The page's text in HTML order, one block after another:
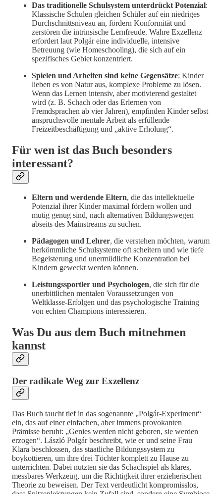
Das traditionelle Schulsystem unterdrückt Potenzial:
Klassische Schulen gleichen Schüler auf ein niedriges
Durchschnittsniveau an, fördern Konformität und
zerstören die intrinsische Lernfreude. Wahre Exzellenz
erfordert laut Polgár eine individuelle, intensive
Betreuung (wie Homeschooling), die sich auf ein
spezifisches Gebiet konzentriert.
Spielen und Arbeiten sind keine Gegensätze: Kinder
lieben es von Natur aus, komplexe Probleme zu lösen.
Wenn das Lernen intensiv, aber motivierend gestaltet
wird (z. B. Schach oder das Erlernen von
Fremdsprachen ab vier Jahren), empfinden Kinder selbst
anspruchsvolle mentale Arbeit als erfüllende
Freizeitbeschäftigung und „aktive Erholung“.
Für wen ist das Buch besonders
interessant?
Eltern und werdende Eltern, die das intellektuelle
Potenzial ihrer Kinder maximal fördern wollen und
mutig genug sind, nach alternativen Bildungswegen
abseits des Mainstreams zu suchen.
Pädagogen und Lehrer, die verstehen möchten, warum
herkömmliche Schulsysteme oft scheitern und wie tiefe
Begeisterung und unermüdliche Konzentration bei
Kindern geweckt werden können.
Leistungssportler und Psychologen, die sich für die
unerbittlichen mentalen Voraussetzungen von
Weltklasse-Erfolgen und das psychologische Training
von echten Champions interessieren.
Was Du aus dem Buch mitnehmen
kannst
Der radikale Weg zur Exzellenz
Das Buch taucht tief in das sogenannte „Polgár-Experiment“
ein, das auf einer einfachen, aber immens provokanten
Prämisse beruht: „Genies werden nicht geboren, sie werden
erzogen“. László Polgár beschreibt, wie er und seine Frau
Klara beschlossen, das staatliche Bildungssystem zu
boykottieren, um ihre drei Töchter komplett zu Hause zu
unterrichten. Dabei nutzten sie das Schachspiel als klares,
messbares Werkzeug, um die Richtigkeit ihrer erzieherischen
Theorie zu beweisen. Der Text verdeutlicht kompromisslos,